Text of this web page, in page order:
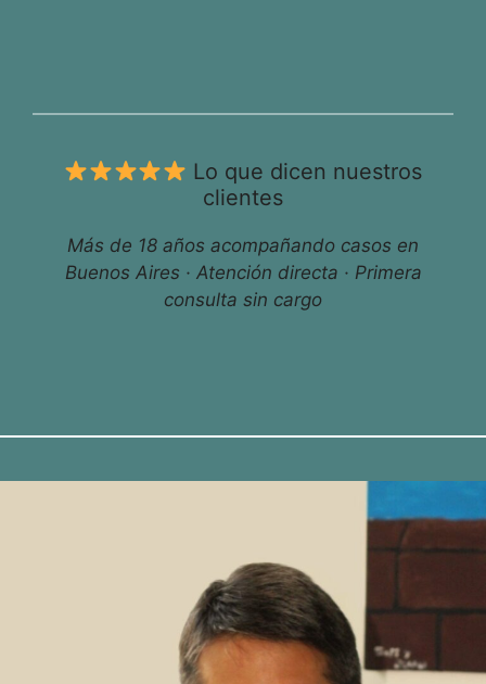
Lo que dicen nuestros
clientes
Más de 18 años acompañando casos en
Buenos Aires · Atención directa · Primera
consulta sin cargo